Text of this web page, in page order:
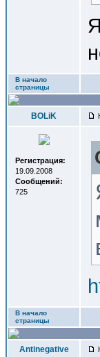
В начало
страницы
BOLiK
Регистрация:
19.09.2008
Сообщений:
725
В начало
страницы
Antinegative